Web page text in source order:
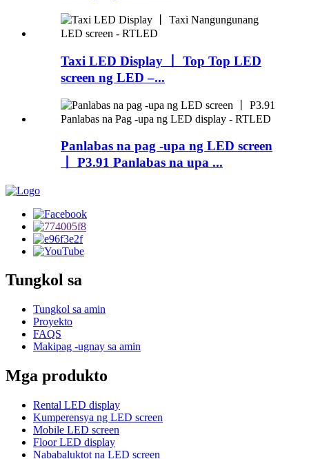
Taxi LED Display 丨 Top Top LED
screen ng LED –...
Panlabas na pag -upa ng LED screen
丨 P3.91 Panlabas na upa ...
Tungkol sa
Tungkol sa amin
Proyekto
FAQS
Makipag -ugnay sa amin
Mga produkto
Rental LED display
Kumperensya ng LED screen
Mobile LED screen
Floor LED display
Nababaluktot na LED screen